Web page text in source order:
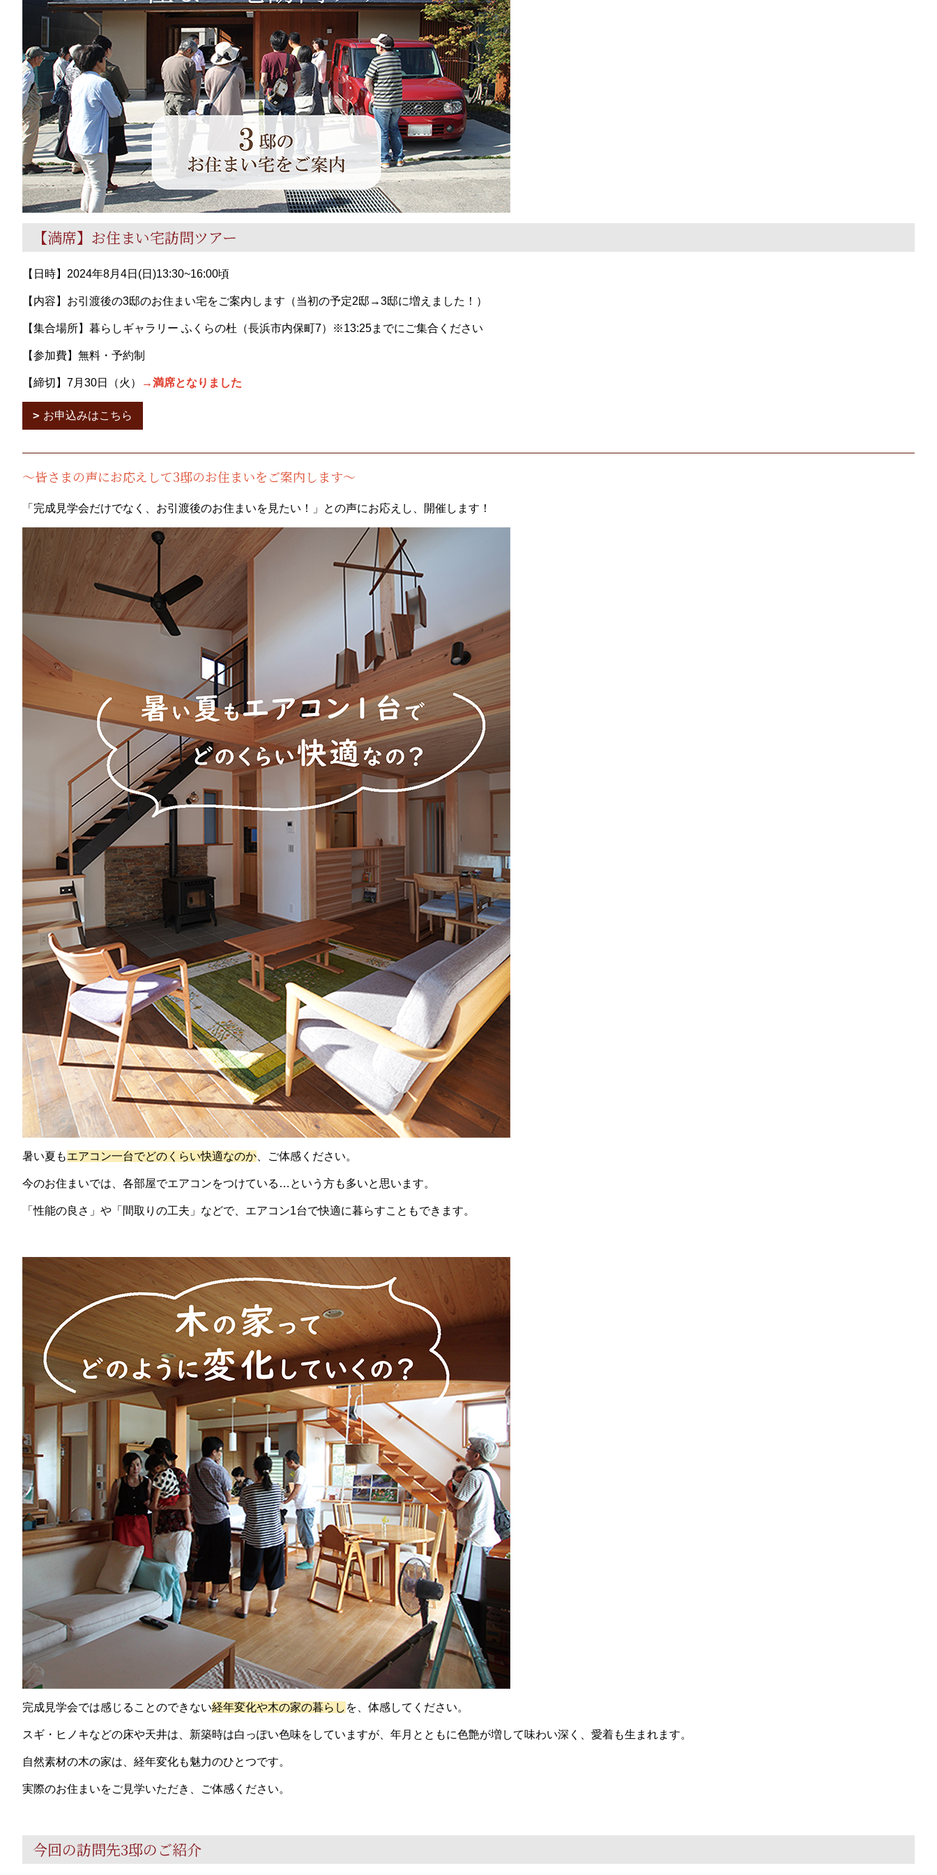
【満席】お住まい宅訪問ツアー
【日時】2024年8月4日(日)13:30~16:00頃
【内容】お引渡後の3邸のお住まい宅をご案内します（当初の予定2邸→3邸に増えました！）
【集合場所】暮らしギャラリー ふくらの杜（長浜市内保町7）※13:25までにご集合ください
【参加費】無料・予約制
【締切】7月30日（火） →満席となりました
お申込みはこちら
～皆さまの声にお応えして3邸のお住まいをご案内します～
「完成見学会だけでなく、お引渡後のお住まいを見たい！」との声にお応えし、開催します！
暑い夏もエアコン一台でどのくらい快適なのか 、ご体感ください。
今のお住まいでは、各部屋でエアコンをつけている…という方も多いと思います。
「性能の良さ」や「間取りの工夫」などで、エアコン1台で快適に暮らすこともできます。
完成見学会では感じることのできない経年変化や木の家の暮らし を、体感してください。
スギ・ヒノキなどの床や天井は、新築時は白っぽい色味をしていますが、年月とともに色艶が増して味わい深く、愛着も生まれます。
自然素材の木の家は、経年変化も魅力のひとつです。
実際のお住まいをご見学いただき、ご体感ください。
今回の訪問先3邸のご紹介